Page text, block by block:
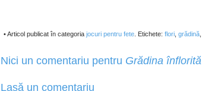
• Articol publicat în categoria jocuri pentru fete . Etichete: flori grădină
Nici un comentariu pentru Grădina înflorită
Lasă un comentariu